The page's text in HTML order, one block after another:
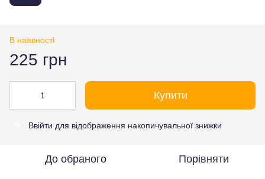
В наявності
225 грн
Купити
Ввійти для відображення накопичувальної знижки
До обраного Порівняти